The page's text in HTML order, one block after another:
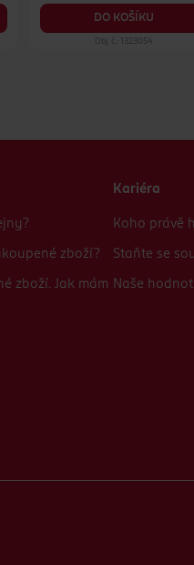
DO KOŠÍKU
Obj. č.: 1323054
zboží?
zboží. Jak mám
Kariéra
Koho právě
Staňte se
Naše